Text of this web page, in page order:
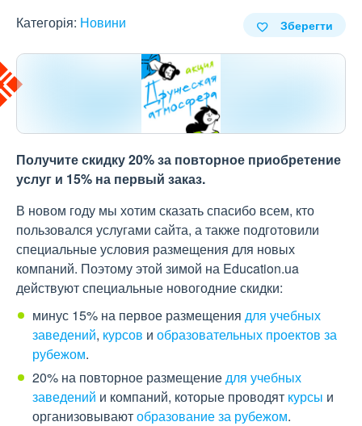
Категорія: Новини Зберегти
Получите скидку 20% за повторное приобретение
услуг и 15% на первый заказ.
В новом году мы хотим сказать спасибо всем, кто
пользовался услугами сайта, а также подготовили
специальные условия размещения для новых
компаний. Поэтому этой зимой на Education.ua
действуют специальные новогодние скидки:
минус 15% на первое размещения для учебных
заведений, курсов и образовательных проектов за
рубежом.
20% на повторное размещениедля учебных
заведений и компаний, которые проводят курсы и
организовываютобразование за рубежом.